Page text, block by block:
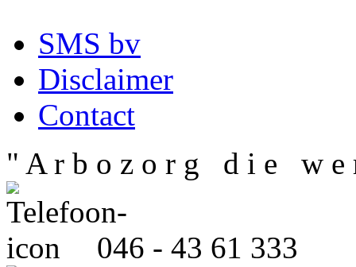
SMS bv
Disclaimer
Contact
" A r b o z o r g d i e w e
046 - 43 61 333